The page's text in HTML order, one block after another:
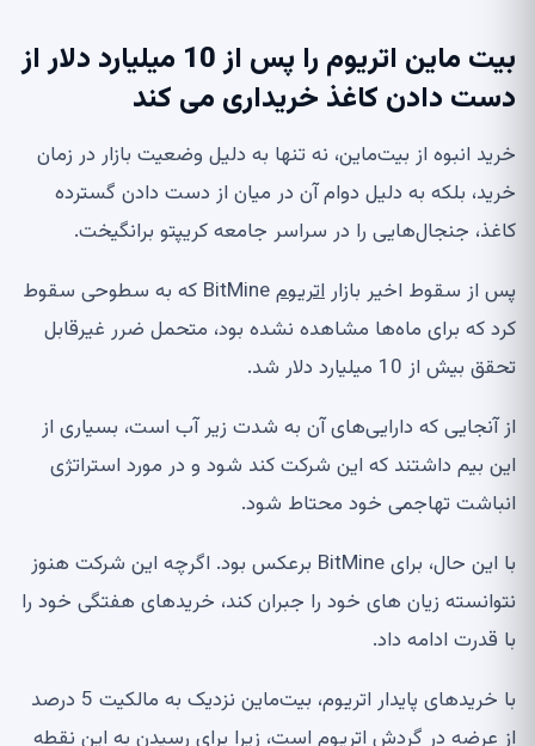
بیت ماین اتریوم را پس از 10 میلیارد دلار از
دست دادن کاغذ خریداری می کند
خرید انبوه از بیت‌ماین، نه تنها به دلیل وضعیت بازار در زمان
خرید، بلکه به دلیل دوام آن در میان از دست دادن گسترده
کاغذ، جنجال‌هایی را در سراسر جامعه کریپتو برانگیخت.
پس از سقوط اخیر بازار اتریوم
BitMine که به سطوحی سقوط
کرد که برای ماه‌ها مشاهده نشده بود، متحمل ضرر غیرقابل
تحقق بیش از 10 میلیارد دلار شد.
از آنجایی که دارایی‌های آن به شدت زیر آب است، بسیاری از
این بیم داشتند که این شرکت کند شود و در مورد استراتژی
انباشت تهاجمی خود محتاط شود.
با این حال، برای BitMine برعکس بود. اگرچه این شرکت هنوز
نتوانسته زیان های خود را جبران کند، خریدهای هفتگی خود را
با قدرت ادامه داد.
با خریدهای پایدار اتریوم، بیت‌ماین نزدیک به مالکیت 5 درصد
از عرضه در گردش اتریوم است، زیرا برای رسیدن به این نقطه